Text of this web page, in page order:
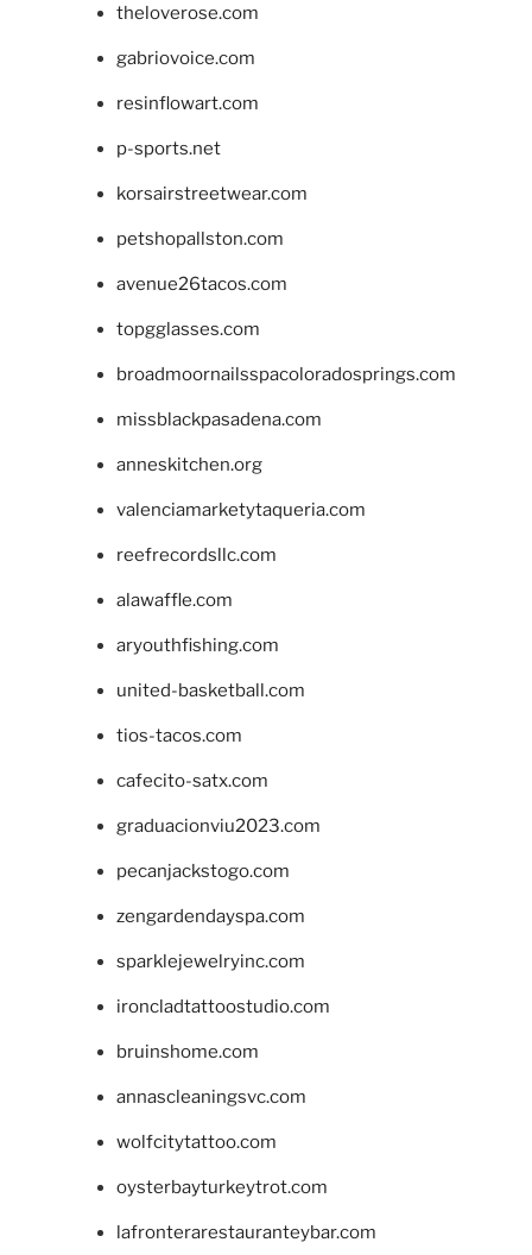
theloverose.com
gabriovoice.com
resinflowart.com
p-sports.net
korsairstreetwear.com
petshopallston.com
avenue26tacos.com
topgglasses.com
broadmoornailsspacoloradosprings.com
missblackpasadena.com
anneskitchen.org
valenciamarketytaqueria.com
reefrecordsllc.com
alawaffle.com
aryouthfishing.com
united-basketball.com
tios-tacos.com
cafecito-satx.com
graduacionviu2023.com
pecanjackstogo.com
zengardendayspa.com
sparklejewelryinc.com
ironcladtattoostudio.com
bruinshome.com
annascleaningsvc.com
wolfcitytattoo.com
oysterbayturkeytrot.com
lafronterarestauranteybar.com